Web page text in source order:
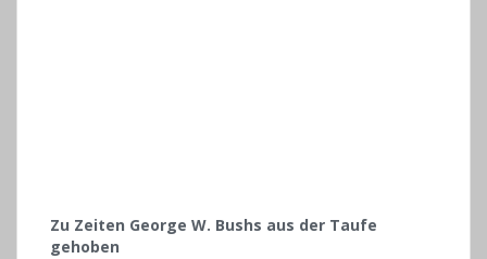
Zu Zeiten George W. Bushs aus der Taufe
gehoben